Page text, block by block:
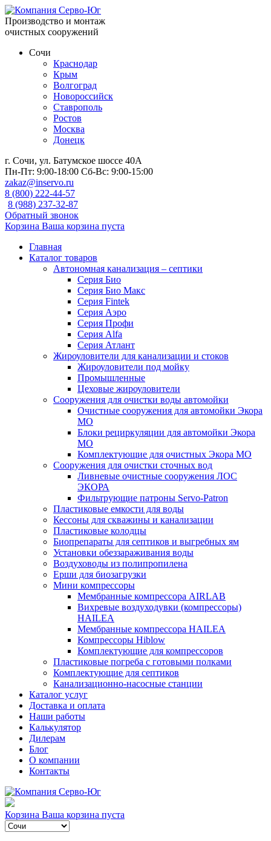
Производство и монтаж
очистных сооружений
Сочи
Краснодар
Крым
Волгоград
Новороссийск
Ставрополь
Ростов
Москва
Донецк
г. Сочи, ул. Батумское шоссе 40А
Пн-Пт: 9:00-18:00 Сб-Вс: 9:00-15:00
zakaz@inservo.ru
8 (800) 222-44-57
8 (988) 237-32-87
Обратный звонок
Корзина Ваша корзина пуста
Главная
Каталог товаров
Автономная канализация – септики
Серия Био
Серия Био Макс
Серия Fintek
Серия Аэро
Серия Профи
Серия Alfa
Серия Атлант
Жироуловители для канализации и стоков
Жироуловители под мойку
Промышленные
Цеховые жироуловители
Сооружения для очистки воды автомойки
Очистные сооружения для автомойки Экора
МО
Блоки рециркуляции для автомойки Экора
МО
Комплектующие для очистных Экора МО
Сооружения для очистки сточных вод
Ливневые очистные сооружения ЛОС
ЭКОРА
Фильтрующие патроны Servo-Patron
Пластиковые емкости для воды
Кессоны для скважины и канализации
Пластиковые колодцы
Биопрепараты для септиков и выгребных ям
Установки обеззараживания воды
Воздуховоды из полипропилена
Ерши для биозагрузки
Мини компрессоры
Мембранные компрессора AIRLAB
Вихревые воздуходувки (компрессоры)
HAILEA
Мембранные компрессора HAILEA
Компрессоры Hiblow
Комплектующие для компрессоров
Пластиковые погреба с готовыми полками
Комплектующие для септиков
Канализационно-насосные станции
Каталог услуг
Доставка и оплата
Наши работы
Калькулятор
Дилерам
Блог
О компании
Контакты
Корзина Ваша корзина пуста